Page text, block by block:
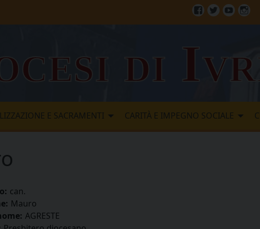
di
E SACRAMENTI CARITÀ E IMPEGNO SOCIALE
can.
Mauro
AGRESTE